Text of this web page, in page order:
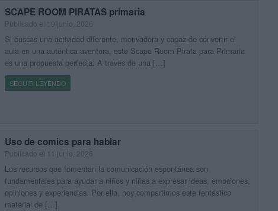
SCAPE ROOM PIRATAS primaria
Si buscas una actividad diferente, motivadora y capaz de convertir el
aula en una auténtica aventura, este Scape Room Pirata para Primaria
es una propuesta perfecta. A través de una […]
SEGUIR LEYENDO
Uso de comics para hablar
Los recursos que fomentan la comunicación espontánea son
fundamentales para ayudar a niños y niñas a expresar ideas, emociones,
opiniones y experiencias. Por ello, hoy compartimos este fantástico
material de […]